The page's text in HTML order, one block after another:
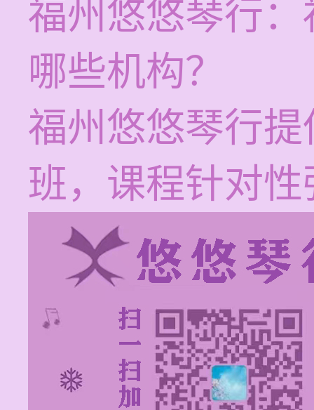
福州悠悠琴行
哪些机构？
福州悠悠琴行
班，课程针对